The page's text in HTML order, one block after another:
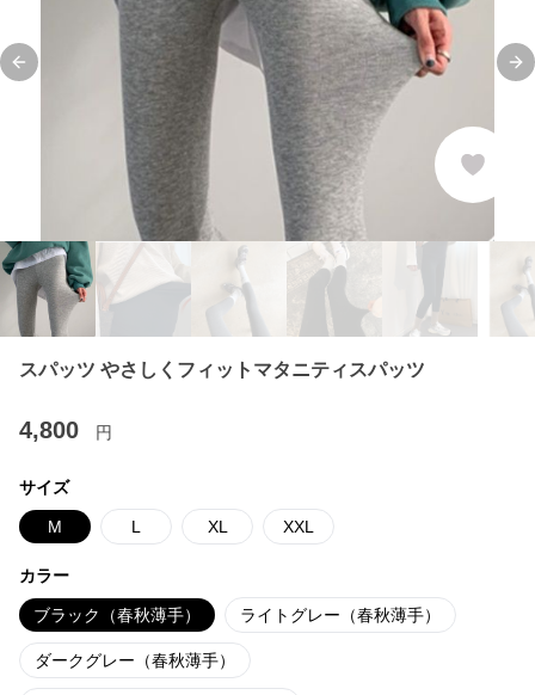
Previous slide
スパッツ やさしくフィットマタニティスパッツ
4,800 円
サイズ
M L XL XXL
カラー
ブラック（春秋薄手） ライトグレー（春秋薄手）
ダークグレー（春秋薄手）